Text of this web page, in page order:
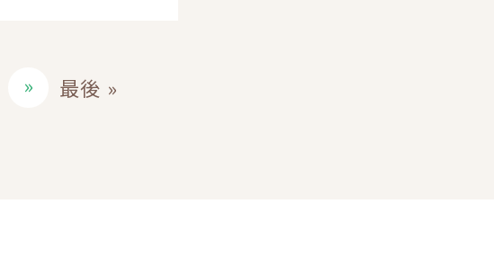
» 最後 »